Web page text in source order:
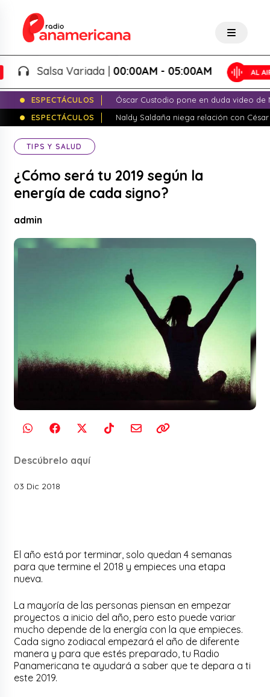
Salsa Variada |00:00AM - 05:00AM
ESPECTÁCULOS
Óscar Custodio pone en duda video de
ESPECTÁCULOS
Naldy Saldaña niega relación con
TIPS Y SALUD
¿Cómo será tu 2019 según la
energía de cada signo?
admin
Descúbrelo aquí
03 Dic 2018
El año está por terminar, solo quedan 4 semanas
para que termine el 2018 y empieces una etapa
nueva.
La mayoría de las personas piensan en empezar
proyectos a inicio del año, pero esto puede variar
mucho depende de la energía con la que empieces.
Cada signo zodiacal empezará el año de diferente
manera y para que estés preparado, tu Radio
Panamericana te ayudará a saber que te depara a ti
este 2019.